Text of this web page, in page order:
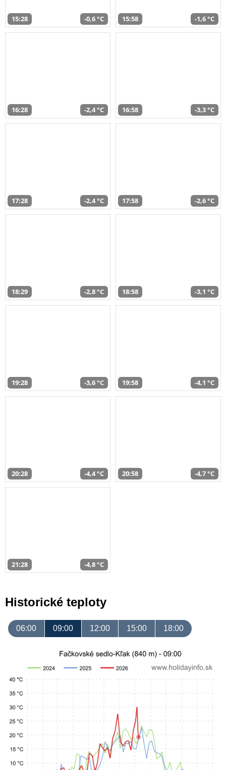
15:28 -0,6 °C 15:58 -1,6 °C
16:28 -2,4 °C 16:58 -3,3 °C
17:28 -2,4 °C 17:58 -2,6 °C
18:29 -2,8 °C 18:58 -3,1 °C
19:28 -3,6 °C 19:58 -4,1 °C
20:28 -4,4 °C 20:58 -4,7 °C
21:28 -4,8 °C
Historické teploty
06:00 09:00 12:00 15:00 18:00